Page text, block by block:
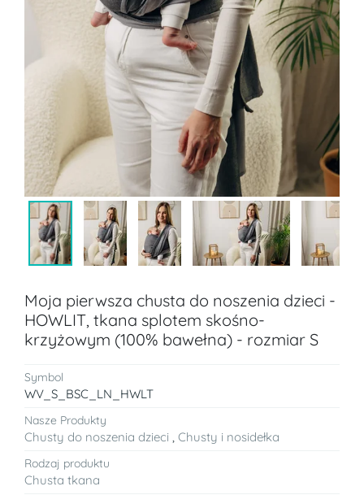
Moja pierwsza chusta do noszenia dzieci -
HOWLIT, tkana splotem skośno-
krzyżowym (100% bawełna) - rozmiar S
Symbol
WV_S_BSC_LN_HWLT
Nasze Produkty
Chusty do noszenia dzieci Chusty i nosidełka
Rodzaj produktu
Chusta tkana